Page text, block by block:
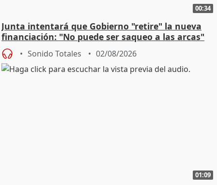
00:34
Junta intentará que Gobierno "retire" la nueva
financiación: "No puede ser saqueo a las arcas"
Sonido Totales 02/08/2026
01:09